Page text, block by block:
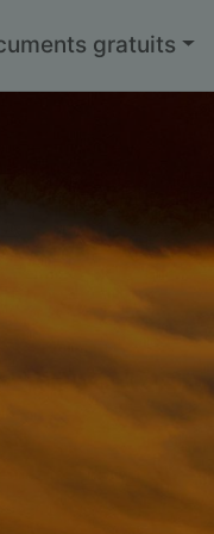
gratuits